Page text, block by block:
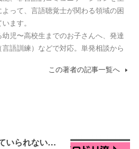
って、言語聴覚士が関わる領域の困
ます。
児〜高校生までのお子さんへ、発達
語訓練）などで対応。単発相談から
この著者の記事一覧へ
言語聴覚士に断られた…「座っていられない子は言語訓練できない？」と言われたお母さんへ